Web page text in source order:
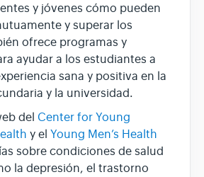
y jóvenes cómo pueden
y superar los
ofrece programas y
ayudar a los estudiantes a
sana y positiva en la
y la universidad.
del Center for Young
y el Young Men’s Health
sobre condiciones de salud
la depresión, el trastorno